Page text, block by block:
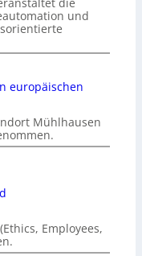
die
und
europäischen
Mühlhausen
Employees,